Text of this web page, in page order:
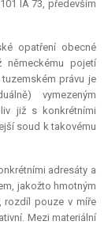
101 IA 73, především
opatření obecné
německému pojetí
právu je
vymezeným
již s konkrétními
soud k takovému
adresáty a
jakožto hmotným
rozdíl pouze v míře
Mezi materiální